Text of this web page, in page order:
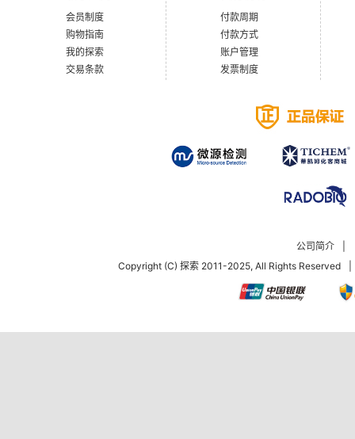
会员制度
购物指南
我的探索
交易条款
付款周期
付款方式
账户管理
发票制度
公司简介
Copyright (C) 探索 2011-2025, All Rights Reserved